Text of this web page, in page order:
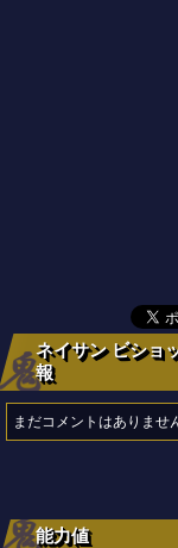
ネイサン ビショ
報
まだコメントはありませ
能力値